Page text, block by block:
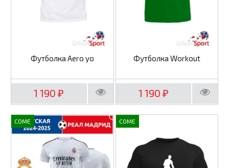
Футболка Aero yo
1 190₽
Футболка Workout
1 190 ₽
COME COME